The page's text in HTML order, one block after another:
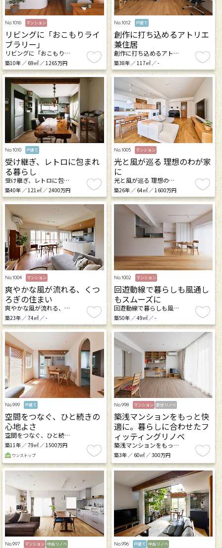
No.1016 マンション
リビングに「おこもりライ
ブラリー」
リビングに「おこもり…
築10年 ／ 69㎡ ／ 1265万円
No.1012 戸建て
創作に打ち込めるアトリエ
兼住居
創作に打ち込めるアト…
築38年 ／ 117㎡ ／ -
No.1010 戸建て
受け継ぎ、レトロに包まれ
る暮らし
受け継ぎ、レトロに包…
築40年 ／ 121㎡ ／ 2400万円
No.1005 マンション
光と風が巡る 理想のわが家
に
光と風が巡る 理想の…
築26年 ／ 64㎡ ／ 1600万円
No.1004 マンション
爽やかな風が流れる、くつ
ろぎの住まい
爽やかな風が流れる、…
築23年 ／ 74㎡ ／ -
No.1002 マンション
回遊動線で暮らしも風通し
もスムーズに
回遊動線で暮らしも風…
築50年 ／ 49㎡ ／ -
No.999 戸建て
空間をつなぐ、ひと続きの
心地よさ
空間をつなぐ、ひと続…
築11年 ／ 79㎡ ／ 1500万円
ワンストップ
No.998 マンション 部分リノベ
築浅マンションをもっと快
適に。暮らしに合わせたフ
ィッティングリノベ
築浅マンションをもっ…
築3年 ／ 60㎡ ／ 300万円
No.997 マンション 中古リノベ No.996 戸建て 中古リノベ